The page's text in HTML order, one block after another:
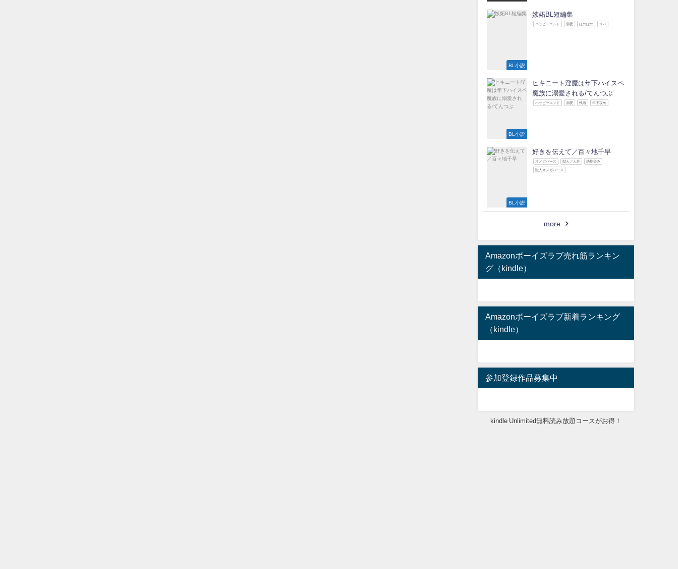
加作家
BL小説
嫉妬BL短編集
ハッピーエンド 溺愛 ほのぼの リバ
BL小説
ヒキニート淫魔は年下ハイスペ
魔族に溺愛される/てんつぶ
ハッピーエンド 溺愛 執着 年下攻め
BL小説
好きを伝えて／百々地千早
オメガバース 獣人／人外 幼馴染み
獣人オメガバース
more
Amazonボーイズラブ売れ筋ランキン
グ（kindle）
Amazonボーイズラブ新着ランキング
（kindle）
参加登録作品募集中
kindle Unlimited無料読み放題コースがお得！